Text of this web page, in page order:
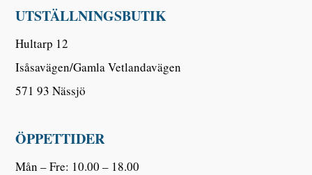
UTSTÄLLNINGSBUTIK
Hultarp 12
Isåsavägen/Gamla Vetlandavägen
571 93 Nässjö
ÖPPETTIDER
Mån – Fre: 10.00 – 18.00